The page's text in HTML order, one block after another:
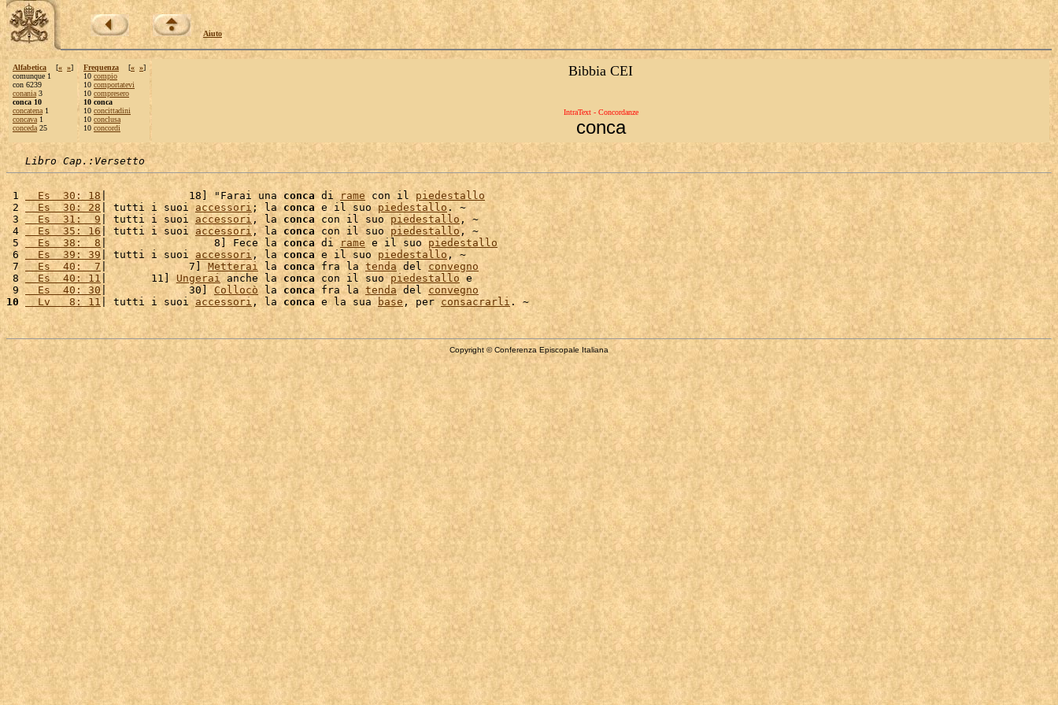
Aiuto
Alfabetica [« »]
comunque 1
con 6239
conania 3
conca 10
concatena 1
concava 1
conceda 25
Frequenza [« »]
10 compio
10 comportatevi
10 compresero
10 conca
10 concittadini
10 conclusa
10 concordi
Bibbia CEI
IntraText - Concordanze
conca
Libro Cap.:Versetto
1
  Es  30: 18
|             18] "Farai una conca di rame con il piedestallo
2
  Es  30: 28
| tutti i suoi accessori ; la conca e il suo piedestallo . ~
3
  Es  31:  9
| tutti i suoi accessori , la conca con il suo piedestallo , ~
4
  Es  35: 16
| tutti i suoi accessori, la conca con il suo piedestallo, ~
5
  Es  38:  8
|                 8] Fece la conca di rame e il suo piedestallo
6
  Es  39: 39
| tutti i suoi accessori, la conca e il suo piedestallo , ~
7
  Es  40:  7
|             7] Metterai la conca fra la tenda del convegno
8
  Es  40: 11
|       11] Ungerai anche la conca con il suo piedestallo e
9
  Es  40: 30
|             30] Collocò la conca fra la tenda del convegno
10
  Lv   8: 11
| tutti i suoi accessori , la conca e la sua base , per consacrarli
Copyright © Conferenza Episcopale Italiana